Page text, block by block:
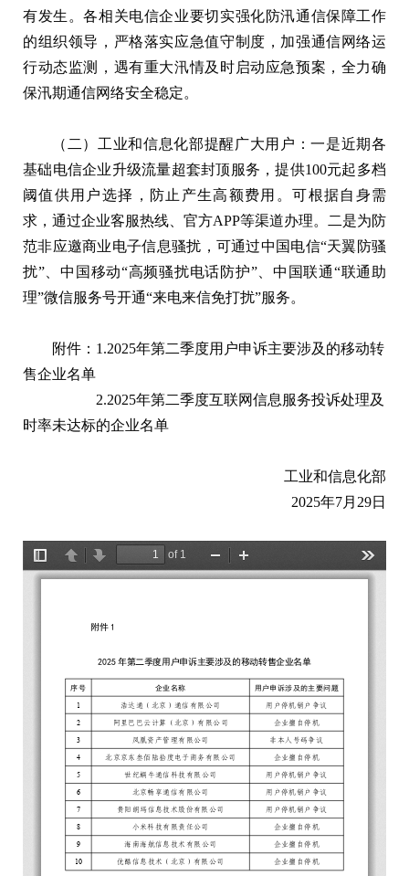
有发生。各相关电信企业要切实强化防汛通信保障工作
的组织领导，严格落实应急值守制度，加强通信网络运
行动态监测，遇有重大汛情及时启动应急预案，全力确
保汛期通信网络安全稳定。
（二）工业和信息化部提醒广大用户：一是近期各
基础电信企业升级流量超套封顶服务，提供100元起多档
阈值供用户选择，防止产生高额费用。可根据自身需
求，通过企业客服热线、官方APP等渠道办理。二是为防
范非应邀商业电子信息骚扰，可通过中国电信“天翼防骚
扰”、中国移动“高频骚扰电话防护”、中国联通“联通助
理”微信服务号开通“来电来信免打扰”服务。
附件：1.2025年第二季度用户申诉主要涉及的移动转
售企业名单
2.2025年第二季度互联网信息服务投诉处理及
时率未达标的企业名单
工业和信息化部
2025年7月29日